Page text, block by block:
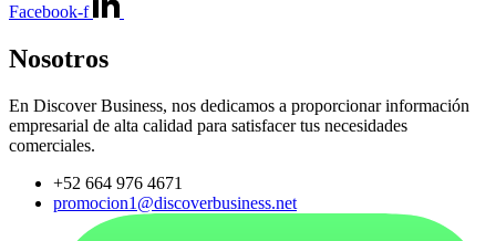
Facebook-f
Nosotros
En Discover Business, nos dedicamos a proporcionar información
empresarial de alta calidad para satisfacer tus necesidades
comerciales.
+52 664 976 4671
promocion1@discoverbusiness.net